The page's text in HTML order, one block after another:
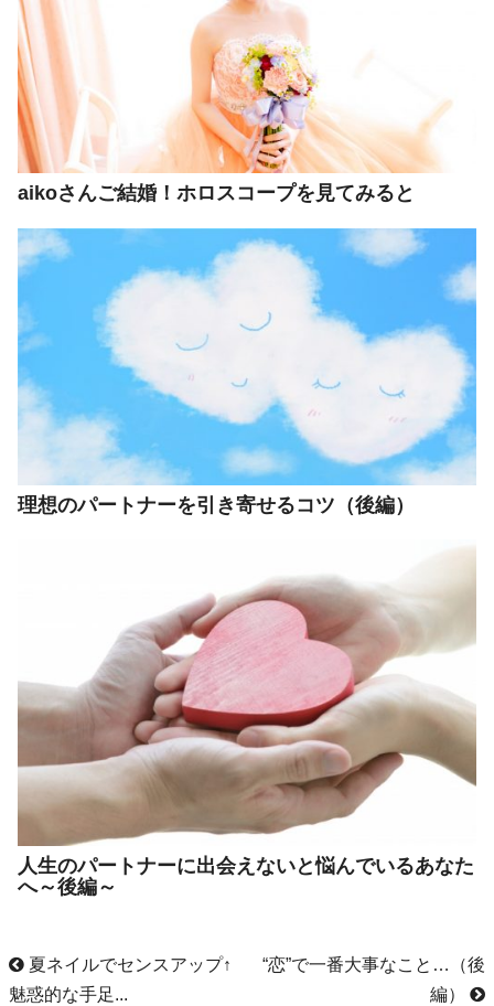
aikoさんご結婚！ホロスコープを見てみると
理想のパートナーを引き寄せるコツ（後編）
人生のパートナーに出会えないと悩んでいるあなた
へ～後編～
夏ネイルでセンスアップ↑
魅惑的な手足...
“恋”で一番大事なこと…（後
編）